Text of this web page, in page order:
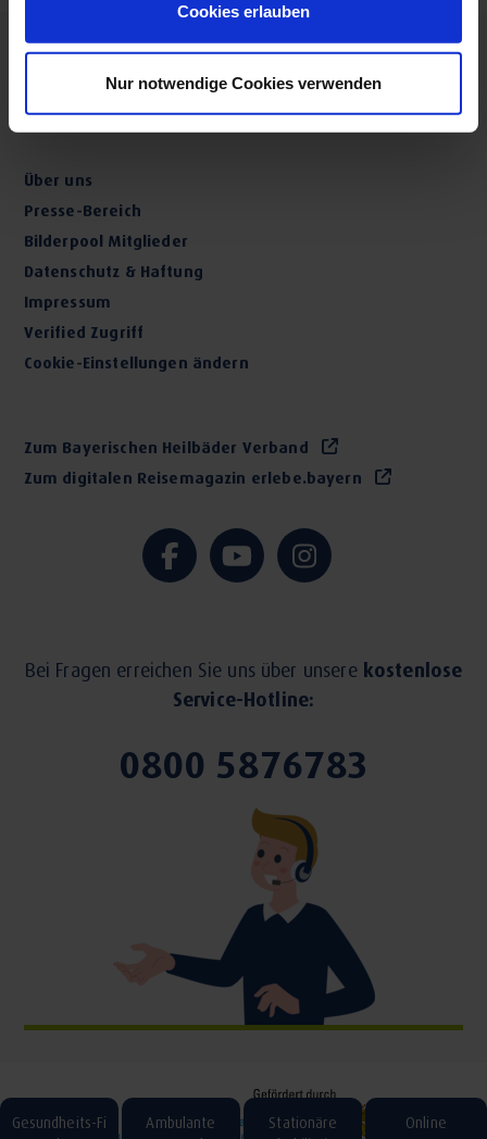
Cookies erlauben
Nur notwendige Cookies verwenden
Gesundheits-Fi
Ambulante
Stationäre
Online
Über uns
Presse-Bereich
Bilderpool Mitglieder
Datenschutz & Haftung
Impressum
Verified Zugriff
Cookie-Einstellungen ändern
Zum Bayerischen Heilbäder Verband
Zum digitalen Reisemagazin erlebe.bayern
Bei Fragen erreichen Sie uns über unsere kostenlose
Service-Hotline:
0800 5876783